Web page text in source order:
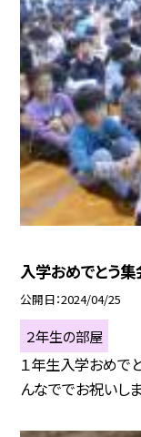
入学おめでとう集
公開日 2024/04/25
２年生の部屋
１年生入学おめで
んなででお祝いし